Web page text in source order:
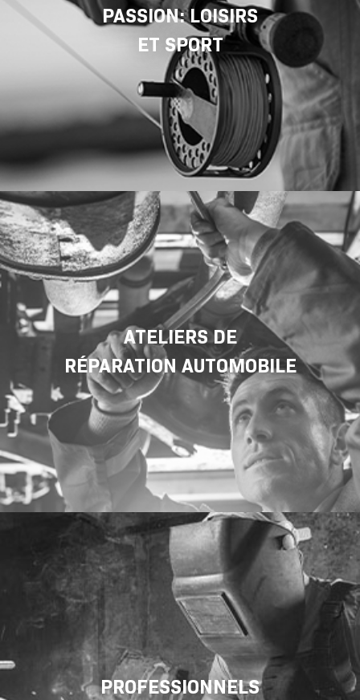
PASSION: LOISIRS
ET SPORT
ATELIERS DE
RÉPARATION AUTOMOBILE
PROFESSIONNELS